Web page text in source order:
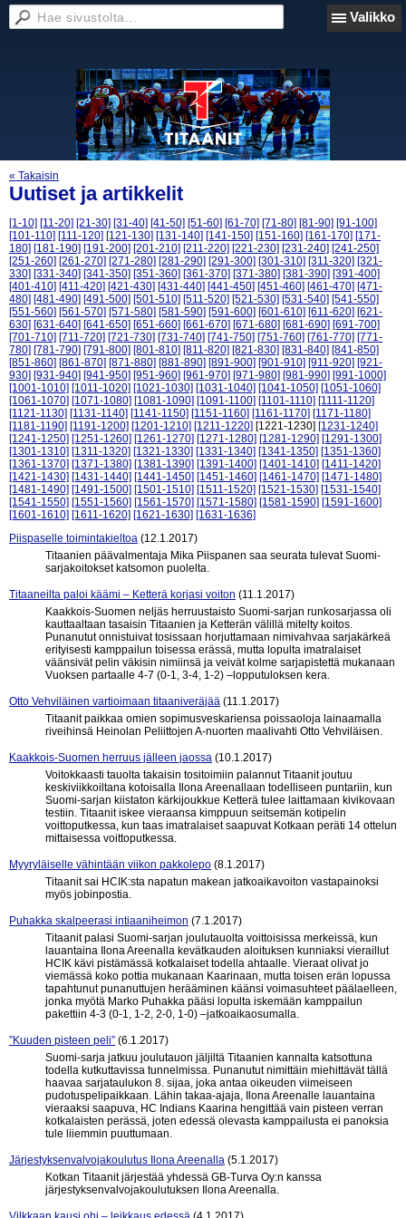
Valikko
« Takaisin
Uutiset ja artikkelit
[1-10] [11-20] [21-30] [31-40] [41-50] [51-60] [61-70] [71-80] [81-90] [91-100]
[101-110] [111-120] [121-130] [131-140] [141-150] [151-160] [161-170] [171-
180] [181-190] [191-200] [201-210] [211-220] [221-230] [231-240] [241-250]
[251-260] [261-270] [271-280] [281-290] [291-300] [301-310] [311-320] [321-
330] [331-340] [341-350] [351-360] [361-370] [371-380] [381-390] [391-400]
[401-410] [411-420] [421-430] [431-440] [441-450] [451-460] [461-470] [471-
480] [481-490] [491-500] [501-510] [511-520] [521-530] [531-540] [541-550]
[551-560] [561-570] [571-580] [581-590] [591-600] [601-610] [611-620] [621-
630] [631-640] [641-650] [651-660] [661-670] [671-680] [681-690] [691-700]
[701-710] [711-720] [721-730] [731-740] [741-750] [751-760] [761-770] [771-
780] [781-790] [791-800] [801-810] [811-820] [821-830] [831-840] [841-850]
[851-860] [861-870] [871-880] [881-890] [891-900] [901-910] [911-920] [921-
930] [931-940] [941-950] [951-960] [961-970] [971-980] [981-990] [991-1000]
[1001-1010] [1011-1020] [1021-1030] [1031-1040] [1041-1050] [1051-1060]
[1061-1070] [1071-1080] [1081-1090] [1091-1100] [1101-1110] [1111-1120]
[1121-1130] [1131-1140] [1141-1150] [1151-1160] [1161-1170] [1171-1180]
[1181-1190] [1191-1200] [1201-1210] [1211-1220] [1221-1230] [1231-1240]
[1241-1250] [1251-1260] [1261-1270] [1271-1280] [1281-1290] [1291-1300]
[1301-1310] [1311-1320] [1321-1330] [1331-1340] [1341-1350] [1351-1360]
[1361-1370] [1371-1380] [1381-1390] [1391-1400] [1401-1410] [1411-1420]
[1421-1430] [1431-1440] [1441-1450] [1451-1460] [1461-1470] [1471-1480]
[1481-1490] [1491-1500] [1501-1510] [1511-1520] [1521-1530] [1531-1540]
[1541-1550] [1551-1560] [1561-1570] [1571-1580] [1581-1590] [1591-1600]
[1601-1610] [1611-1620] [1621-1630] [1631-1636]
Piispaselle toimintakieltoa (12.1.2017)
Titaanien päävalmentaja Mika Piispanen saa seurata tulevat Suomi-
sarjakoitokset katsomon puolelta.
Titaaneilta paloi käämi – Ketterä korjasi voiton (11.1.2017)
Kaakkois-Suomen neljäs herruustaisto Suomi-sarjan runkosarjassa oli
kauttaaltaan tasaisin Titaanien ja Ketterän välillä mitelty koitos.
Punanutut onnistuivat tosissaan horjuttamaan nimivahvaa sarjakärkeä
erityisesti kamppailun toisessa erässä, mutta lopulta imatralaiset
väänsivät pelin väkisin nimiinsä ja veivät kolme sarjapistettä mukanaan
Vuoksen partaalle 4-7 (0-1, 3-4, 1-2) –lopputuloksen kera.
Otto Vehviläinen vartioimaan titaaniveräjää (11.1.2017)
Titaanit paikkaa omien sopimusveskariensa poissaoloja lainaamalla
riveihinsä Heinolan Peliittojen A-nuorten maalivahti Otto Vehviläisen.
Kaakkois-Suomen herruus jälleen jaossa (10.1.2017)
Voitokkaasti tauolta takaisin tositoimiin palannut Titaanit joutuu
keskiviikkoiltana kotoisalla Ilona Areenallaan todelliseen puntariin, kun
Suomi-sarjan kiistaton kärkijoukkue Ketterä tulee laittamaan kivikovaan
testiin. Titaanit iskee vieraansa kimppuun seitsemän kotipelin
voittoputkessa, kun taas imatralaiset saapuvat Kotkaan peräti 14 ottelun
mittaisessa voittoputkessa.
Myyryläiselle vähintään viikon pakkolepo (8.1.2017)
Titaanit sai HCIK:sta napatun makean jatkoaikavoiton vastapainoksi
myös jobinpostia.
Puhakka skalpeerasi intiaaniheimon (7.1.2017)
Titaanit palasi Suomi-sarjan joulutauolta voittoisissa merkeissä, kun
lauantaina Ilona Areenalla kevätkauden aloituksen kunniaksi vieraillut
HCIK kävi pistämässä kotkalaiset todella ahtaalle. Vieraat olivat jo
viemässä koko pottia mukanaan Kaarinaan, mutta toisen erän lopussa
tapahtunut punanuttujen herääminen käänsi voimasuhteet päälaelleen,
jonka myötä Marko Puhakka pääsi lopulta iskemään kamppailun
pakettiin 4-3 (0-1, 1-2, 2-0, 1-0) –jatkoaikaosumalla.
”Kuuden pisteen peli” (6.1.2017)
Suomi-sarja jatkuu joulutauon jäljiltä Titaanien kannalta katsottuna
todella kutkuttavissa tunnelmissa. Punanutut nimittäin miehittävät tällä
haavaa sarjataulukon 8. sijaa, joka antaa oikeuden viimeiseen
pudotuspelipaikkaan. Lähin takaa-ajaja, Ilona Areenalle lauantaina
vieraaksi saapuva, HC Indians Kaarina hengittää vain pisteen verran
kotkalaisten perässä, joten edessä olevasta kamppailusta ei panoksia
tule liiemmin puuttumaan.
Järjestyksenvalvojakoulutus Ilona Areenalla (5.1.2017)
Kotkan Titaanit järjestää yhdessä GB-Turva Oy:n kanssa
järjestyksenvalvojakoulutuksen Ilona Areenalla.